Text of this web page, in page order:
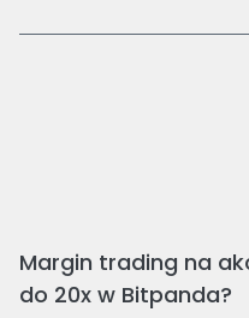
Margin trading na
do 20x w Bitpanda?